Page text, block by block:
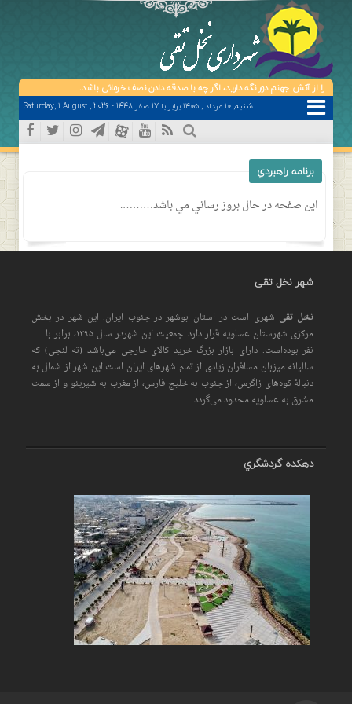
خود را از آتش جهنم دور نگه دارید، اگر چه با صدقه دادن نصف خرمائی باشد.
شنبه, ۱۰ مرداد , ۱۴۰۵ برابر با 17 صفر 1448 - Saturday, 1 August , 2026
برنامه راهبردي
اين صفحه در حال بروز رساني مي باشد……….
شهر نخل تقی
نخل تقی شهری است در استان بوشهر در جنوب ایران. این شهر در بخش
مرکزی شهرستان عسلویه قرار دارد. جمعیت این شهردر سال ۱۳۹۵، برابر با ….
نفر بوده‌است. دارای بازار بزرگ خرید کالای خارجی می‌باشد (ته لنجی) که
سالیانه میزبان مسافران زیادی از تمام شهرهای ایران است اين شهر از شمال به
دنبالهٔ کوه‌های زاگرس، از جنوب به خلیج فارس، از مغرب به شیرینو و از سمت
مشرق به عسلویه محدود می‌گردد.
دهكده گردشگري